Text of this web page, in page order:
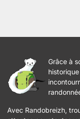
Grâce à
Avec Randobreizh,